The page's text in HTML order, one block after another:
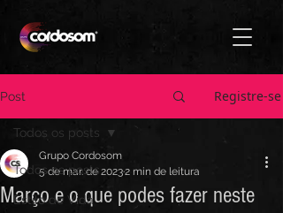
Post Registre-se
Todos os posts
Estilo de Vida
Todos os posts
Março e o que podes fazer neste
Grupo Cordosom
5 de mar. de 20232 min de leitura